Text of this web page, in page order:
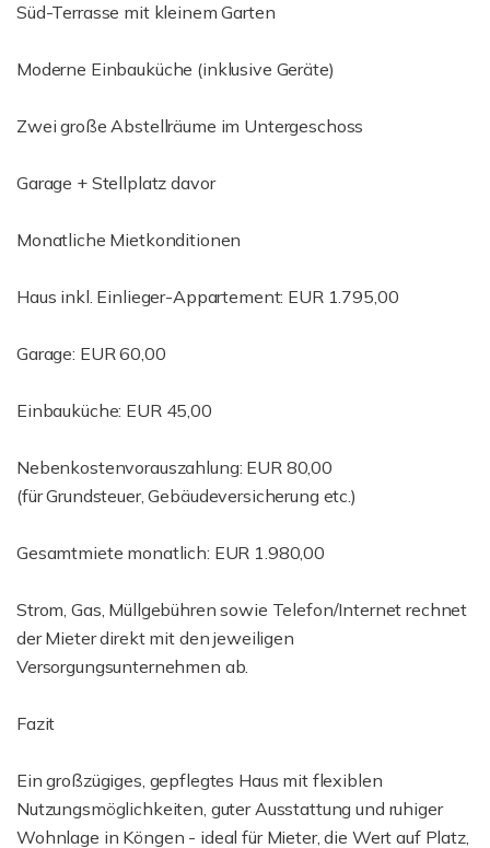
Süd-Terrasse mit kleinem Garten
Moderne Einbauküche (inklusive Geräte)
Zwei große Abstellräume im Untergeschoss
Garage + Stellplatz davor
Monatliche Mietkonditionen
Haus inkl. Einlieger-Appartement: EUR 1.795,00
Garage: EUR 60,00
Einbauküche: EUR 45,00
Nebenkostenvorauszahlung: EUR 80,00
(für Grundsteuer, Gebäudeversicherung etc.)
Gesamtmiete monatlich: EUR 1.980,00
Strom, Gas, Müllgebühren sowie Telefon/Internet rechnet
der Mieter direkt mit den jeweiligen
Versorgungsunternehmen ab.
Fazit
Ein großzügiges, gepflegtes Haus mit flexiblen
Nutzungsmöglichkeiten, guter Ausstattung und ruhiger
Wohnlage in Köngen - ideal für Mieter, die Wert auf Platz,